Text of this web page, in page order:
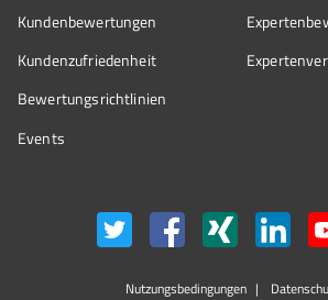
Kundenbewertungen
Kundenzufriedenheit
Bewertungs­richtlinien
Events
Nutzungsbedingungen